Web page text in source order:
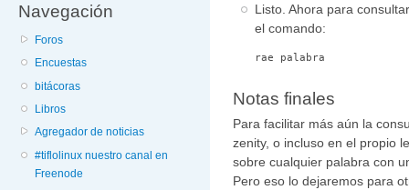
Navegación
Foros
Encuestas
bitácoras
Libros
Agregador de noticias
#tiflolinux nuestro canal en
Freenode
Listo. Ahora para
el comando:
rae palabra
Notas finales
Para facilitar más aún la
zenity, o incluso en el propio
sobre cualquier palabra con
Pero eso lo dejaremos para